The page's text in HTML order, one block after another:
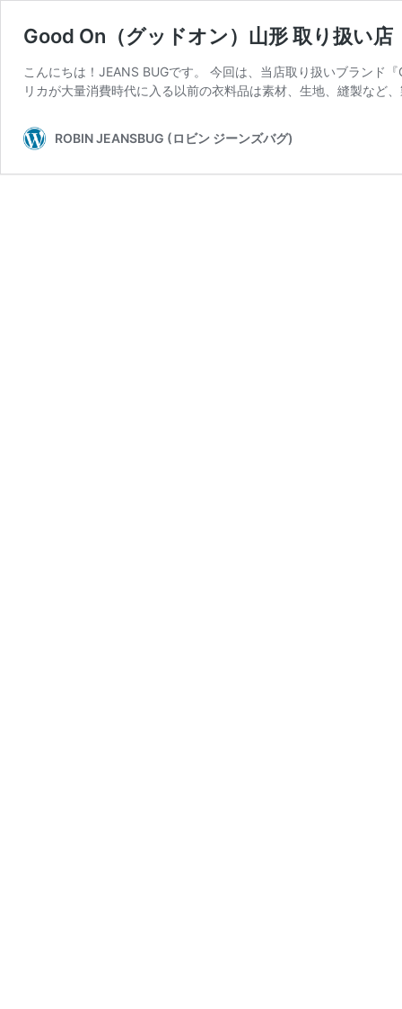
Good On（グッドオン）山形 取り扱い
こんにちは！JEANS BUGです。 今回は、当店取り扱いブラン
リカが大量消費時代に入る以前の衣料品は素材、生地、縫製など
ROBIN JEANSBUG (ロビン ジーンズバグ)